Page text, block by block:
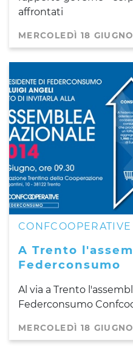
affrontati
MERCOLEDÌ 18
CONFCOOPERATIVE
A Trento
Federconsumo
Al via a Trento
Federconsumo
MERCOLEDÌ 18